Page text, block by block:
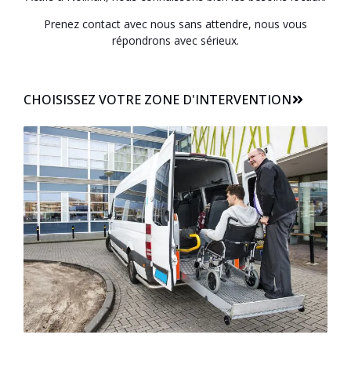
Prenez contact avec nous sans attendre, nous vous
répondrons avec sérieux.
CHOISISSEZ VOTRE ZONE D'INTERVENTION